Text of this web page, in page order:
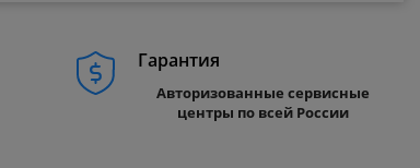
Гарантия
Авторизованные сервисные
центры по всей России